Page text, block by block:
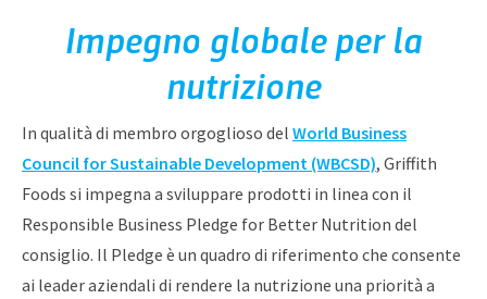
Impegno globale per la
nutrizione
In qualità di membro orgoglioso del World Business
Council for Sustainable Development (WBCSD), Griffith
Foods si impegna a sviluppare prodotti in linea con il
Responsible Business Pledge for Better Nutrition del
consiglio. Il Pledge è un quadro di riferimento che consente
ai leader aziendali di rendere la nutrizione una priorità a